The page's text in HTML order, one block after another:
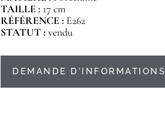
TAILLE : 17 cm
RÉFÉRENCE : E262
STATUT :vendu
DEMANDE D'INFORMATIONS